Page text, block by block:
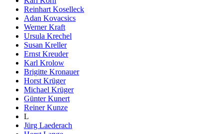
Reinhart Koselleck
Adan Kovacsics
Werner Kraft
Ursula Krechel
Susan Kreller
Ernst Kreuder
Karl Krolow
Brigitte Kronauer
Horst Krüger
Michael Krüger
Günter Kunert
Reiner Kunze
L
Jürg Laederach